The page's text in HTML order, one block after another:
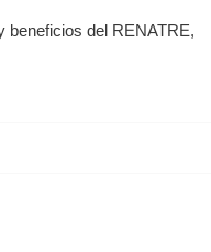
beneficios del RENATRE,